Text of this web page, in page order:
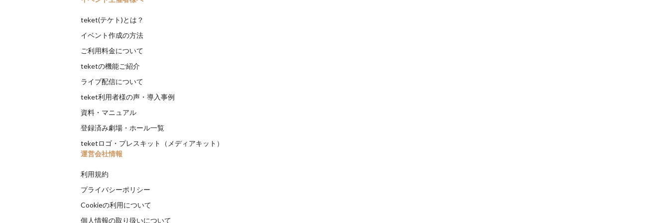
teket(テケト)とは？
イベント作成の方法
ご利用料金について
teketの機能ご紹介
ライブ配信について
teket利用者様の声・導入事例
資料・マニュアル
登録済み劇場・ホール一覧
teketロゴ・プレスキット（メディアキット）
運営会社情報
利用規約
プライバシーポリシー
Cookieの利用について
個人情報の取り扱いについて